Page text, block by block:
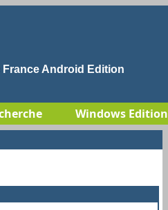
Android Edition
Windows Edition